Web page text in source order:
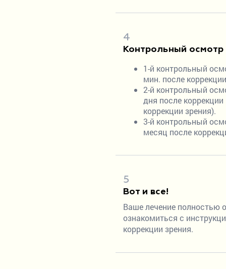
4
Контрольный осмотр
1-й контрольный
мин. после
2-й контрольный
дня после
коррекции зрения).
3-й контрольный
месяц после
5
Вот и все!
Ваше лечение полностью
ознакомиться с
коррекции зрения.